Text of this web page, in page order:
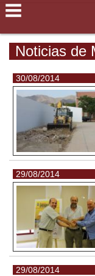
Noticias de
30/08/2014
29/08/2014
29/08/2014